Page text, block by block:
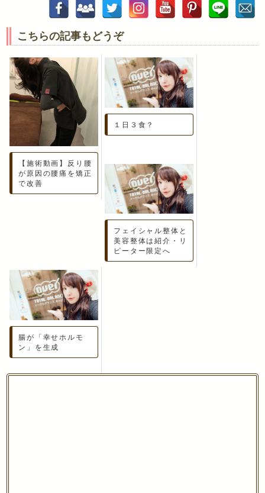
こちらの記事もどうぞ
【施術動画】反り腰
が原因の腰痛を矯正
で改善
１日３食？
フェイシャル整体と
美容整体は紹介・リ
ピーター限定へ
腸が「幸せホルモ
ン」を生成